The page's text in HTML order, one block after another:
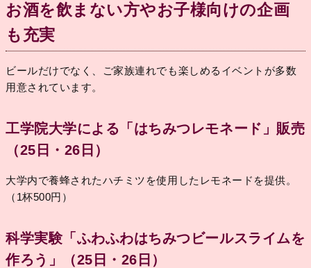
お酒を飲まない方やお子様向けの企画
も充実
ビールだけでなく、ご家族連れでも楽しめるイベントが多数
用意されています。
工学院大学による「はちみつレモネード」販売
（25日・26日）
大学内で養蜂されたハチミツを使用したレモネードを提供。
（1杯500円）
科学実験「ふわふわはちみつビールスライムを
作ろう」（25日・26日）